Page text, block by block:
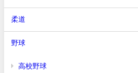
柔道
野球
高校野球